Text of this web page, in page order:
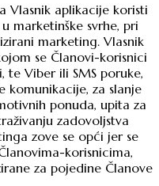
Vlasnik aplikacije koristi
marketinške svrhe, pri
marketing. Vlasnik
se Članovi-korisnici
Viber ili SMS poruke,
komunikacije, za slanje
ponuda, upita za
zadovoljstva
zove se opći jer se
korisnicima,
za pojedine Članove